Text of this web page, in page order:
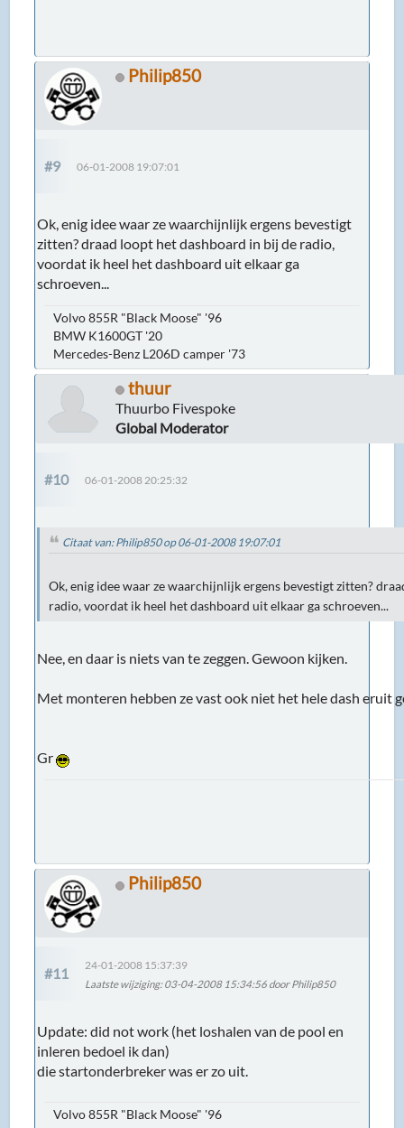
Philip850
#9 06-01-2008 19:07:01
Ok, enig idee waar ze waarchijnlijk ergens bevestigt
zitten? draad loopt het dashboard in bij de radio,
voordat ik heel het dashboard uit elkaar ga
schroeven...
Volvo 855R "Black Moose" '96
BMW K1600GT '20
Mercedes-Benz L206D camper '73
thuur
Thuurbo Fivespoke
Global Moderator
#10 06-01-2008 20:25:32
Citaat van: Philip850 op 06-01-2008 19:07:01
Ok, enig idee waar ze waarchijnlijk ergens bevestigt zitten?
radio, voordat ik heel het dashboard uit elkaar ga schroeven...
Nee, en daar is niets van te zeggen. Gewoon kijken.
Met monteren hebben ze vast ook niet het hele dash eruit
Gr
Philip850
#11
24-01-2008 15:37:39
Laatste wijziging: 03-04-2008 15:34:56 door Philip850
Update: did not work (het loshalen van de pool en
inleren bedoel ik dan)
die startonderbreker was er zo uit.
Volvo 855R "Black Moose" '96